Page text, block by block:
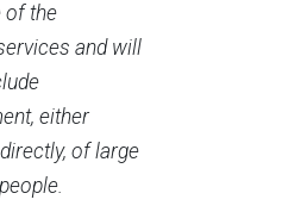
of the
and will
either
of large